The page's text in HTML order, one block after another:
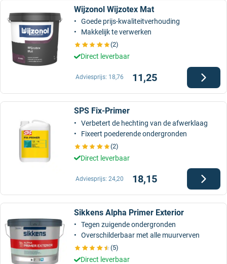
Wijzonol Wijzotex Mat
Goede prijs-kwaliteitverhouding
Makkelijk te verwerken
(2)
Direct leverbaar
11,25
Adviesprijs: 18,76
SPS Fix-Primer
Verbetert de hechting van de afwerklaag
Fixeert poederende ondergronden
(2)
Direct leverbaar
18,15
Adviesprijs: 24,20
Sikkens Alpha Primer Exterior
Tegen zuigende ondergronden
Overschilderbaar met alle muurverven
(5)
Direct leverbaar